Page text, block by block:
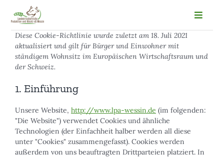
Inhalt
springen
Toggle
Willkommen
Blog
Stellenangebote
Ausbildung
Kontakt
Impressum
Diese Cookie-Richtlinie wurde zuletzt am 18. Juli 2021
aktualisiert und gilt für Bürger und Einwohner mit
ständigem Wohnsitz im Europäischen Wirtschaftsraum und
der Schweiz.
1. Einführung
Unsere Website, http://www.lpa-wessin.de (im folgenden:
"Die Website") verwendet Cookies und ähnliche
Technologien (der Einfachheit halber werden all diese
unter "Cookies" zusammengefasst). Cookies werden
außerdem von uns beauftragten Drittparteien platziert. In